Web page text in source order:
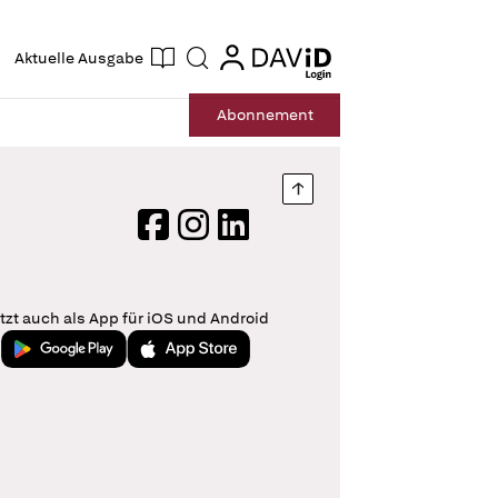
Aktuelle Ausgabe Suche login
login
Abonnement
Nach oben springen
FacebookInstagram
LinkedIn
auch als App für iOS und Android
Jetzt bei Google PlayLaden im App Store